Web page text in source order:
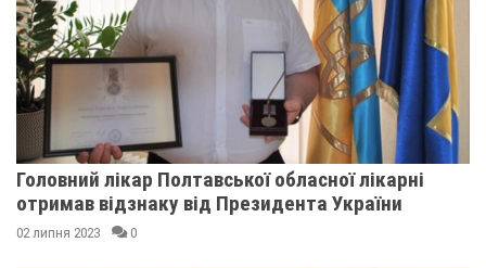
Головний лікар Полтавської обласної лікарні
отримав відзнаку від Президента України
02 липня 2023 0